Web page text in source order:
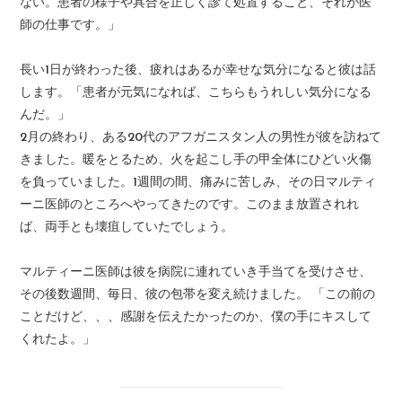
ない。患者の様子や具合を正しく診て処置すること、それが医
師の仕事です。」
長い1日が終わった後、疲れはあるが幸せな気分になると彼は話
します。「患者が元気になれば、こちらもうれしい気分になる
んだ。」
2月の終わり、ある20代のアフガニスタン人の男性が彼を訪ねて
きました。暖をとるため、火を起こし手の甲全体にひどい火傷
を負っていました。1週間の間、痛みに苦しみ、その日マルティ
ーニ医師のところへやってきたのです。このまま放置されれ
ば、両手とも壊疽していたでしょう。
マルティーニ医師は彼を病院に連れていき手当てを受けさせ、
その後数週間、毎日、彼の包帯を変え続けました。 「この前の
ことだけど、、、感謝を伝えたかったのか、僕の手にキスして
くれたよ。」